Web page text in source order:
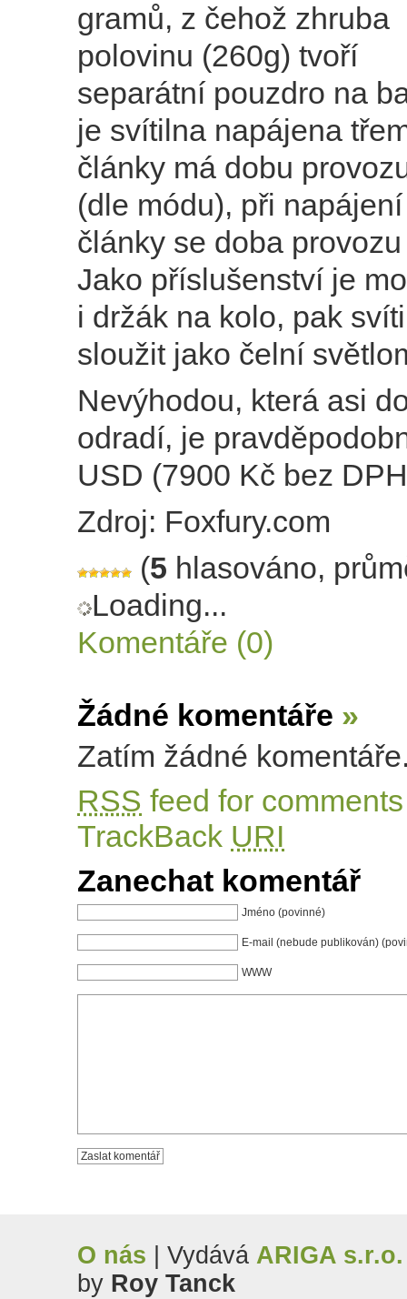
gramů, z čehož zhruba
polovinu (260g) tvoří
separátní pouzdro na
je svítilna napájena
články má dobu
(dle módu), při
články se doba
Jako příslušenství je
i držák na kolo, pak
sloužit jako čelní
Nevýhodou, která asi
odradí, je
USD (7900 Kč bez
Zdroj: Foxfury.com
(5 hlasováno,
Loading...
Komentáře (0)
Žádné komentáře »
Zatím žádné
RSS feed for
TrackBack URI
Zanechat komentář
Jméno (povinné)
E-mail (nebude publikován)
WWW
O nás | Vydává ARIGA s.r.o.
by Roy Tanck